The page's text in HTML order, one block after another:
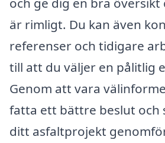
är rimligt. Du kan även
referenser och tidigare
till att du väljer en pålitlig
Genom att vara
fatta ett bättre beslut och
ditt asfaltprojekt